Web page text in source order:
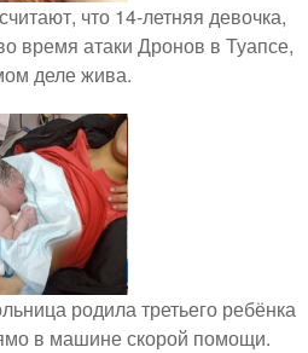
что 14-летняя девочка,
время атаки Дронов в Туапсе,
деле жива.
родила третьего ребёнка
в машине скорой помощи.